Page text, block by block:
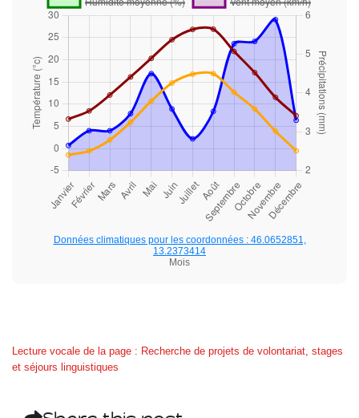
Données climatiques pour les coordonnées : 46.0652851,
13.2373414
Mois
Lecture vocale de la page : Recherche de projets de volontariat, stages
et séjours linguistiques